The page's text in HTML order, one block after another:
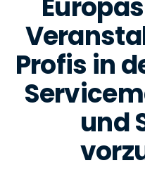
Profis in
und